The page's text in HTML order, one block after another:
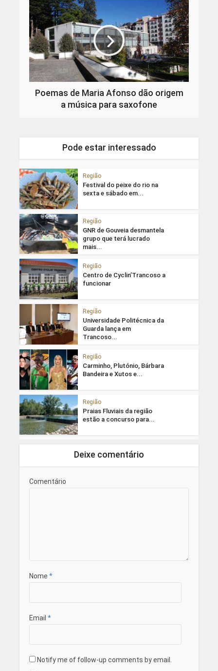
Poemas de Maria Afonso dão origem
a música para saxofone
Pode estar interessado
Região
Festival do peixe do rio na
sexta e sábado em...
Região
GNR de Gouveia desmantela
grupo que terá lucrado
mais...
Região
Centro de Cyclin’Trancoso a
funcionar
Região
Universidade Politécnica da
Guarda lança em
Trancoso...
Região
Carminho, Plutónio, Bárbara
Bandeira e Xutos e...
Região
Praias Fluviais da região
estão a concurso para...
Deixe comentário
Comentário
Nome *
Email *
Notify me of follow-up comments by email.